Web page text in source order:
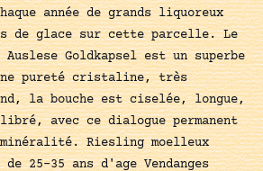
année de grands liquoreux
de glace sur cette parcelle. Le
Auslese Goldkapsel est un superbe
pureté cristaline, très
la bouche est ciselée, longue,
avec ce dialogue permanent
Riesling moelleux
25-35 ans d'age Vendanges